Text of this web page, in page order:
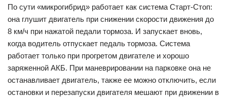
По сути «микрогибрид» работает как система Старт-Стоп:
она глушит двигатель при снижении скорости движения до
8 км/ч при нажатой педали тормоза. И запускает вновь,
когда водитель отпускает педаль тормоза. Система
работает только при прогретом двигателе и хорошо
заряженной АКБ. При маневрировании на парковке она не
останавливает двигатель, также ее можно отключить, если
остановки и перезапуски двигателя мешают при движении в